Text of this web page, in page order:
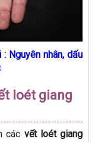
Nguyên nhân, dấu
loét giang
các vết loét giang